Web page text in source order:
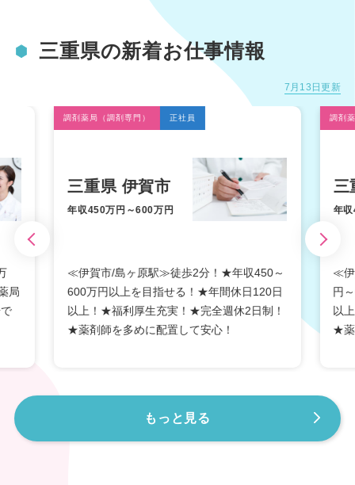
三重県内には病院101件、薬局801件、診療所1,530件が
あり、それら職場で働く薬剤師数は病院勤務が549人、
薬局勤務が1,990人、診療所勤務が124人。三重県で働く
薬剤師3,229人のうち、61.6 ％が薬局に、17.0 ％が病
院、3.8 ％が診療所となっており、薬剤師の薬6割が薬
三重県の人口10万人に対する薬局数は全国平均44.65軒
に対し42.29軒と、全国平均を少し下回っています。訪
全国平均37.64軒に対し38.93軒となっており、こちらは
全国平均を上回っています。
三重県で働く薬剤師の平均年収は全国平均の515万円よ
す。厚待遇の正社員・パート求人の他、時期に応じて住
ターン・Iターンの採用にも積極的なエリアです。
また、三重県の病院・診療所、薬局・医療施設で働く薬
剤師の平均年齢は45.3歳。全国の平均年齢45.3歳と比較
すると、やや低くなっております。
者との距離が近く、「会社と共に成長していきたい」そ
んな方にもオススメの地域です。一方でドラッグストア
三重県の新着お仕事情報
7月13日更新
局
調剤薬局（調剤専門） 正社員
三重県 伊賀市
年収450万円～600万円
≪伊賀市/島ヶ原駅≫徒歩2分！★年収450～
600万円以上を目指せる！★年間休日120日
以上！★福利厚生充実！★完全週休2日制！
★薬剤師を多めに配置して安心！
調剤
三
年
≪伊
円
以
★薬
もっと見る